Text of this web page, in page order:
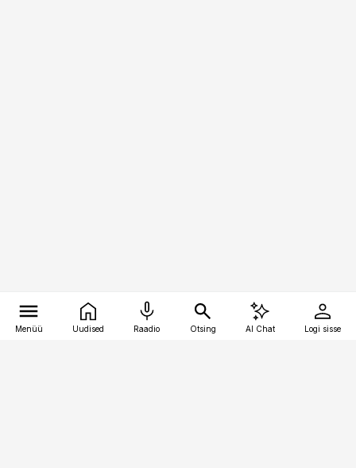
Menüü Uudised Raadio Otsing AI Chat Logi sisse